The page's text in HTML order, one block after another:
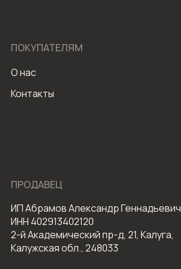
О нас
ПРОДАВЕЦ
ИП Абрамов Александр Геннадьевич
ИНН 402913402120
2-й Академический пр-д, 21, Калуга,
Калужская обл., 248033
ПОКУПАТЕЛЯМ
Контакты